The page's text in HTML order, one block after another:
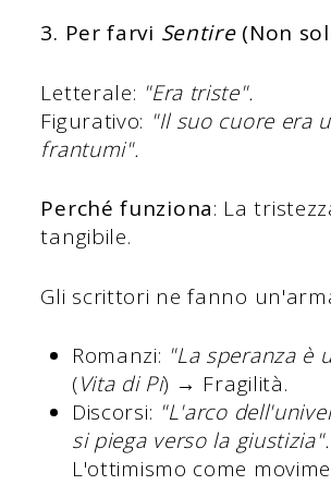
3. Per farvi Sentire(Non
Letterale: "Era triste".
Figurativo: "Il suo cuore era
frantumi".
Perché funziona: La
tangibile.
Gli scrittori ne fanno
Romanzi: "La speranza è
(Vita di Pi) → Fragilità.
Discorsi: "L'arco
si piega verso la giustizia".
L'ottimismo come